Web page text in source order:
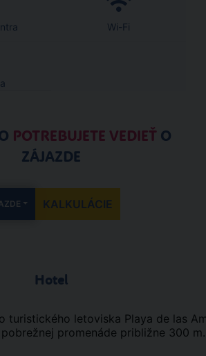
Wi-Fi
POTREBUJETE VEDIEŤ O
ZÁJAZDE
KALKULÁCIE
Hotel
turistického letoviska Playa de las
promenáde približne 300